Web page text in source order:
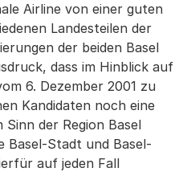
Airline von einer guten
Landesteilen der
der beiden Basel
dass im Hinblick auf
6. Dezember 2001 zu
Kandidaten noch eine
der Region Basel
Basel-Stadt und Basel-
auf jeden Fall